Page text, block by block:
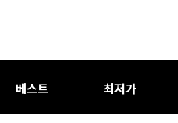
베스트 최저가